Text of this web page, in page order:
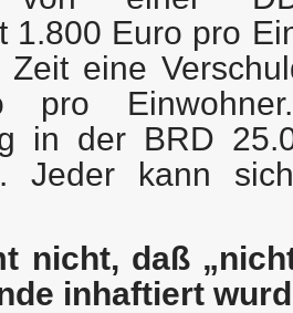
1.800 Euro pro
eine
pro
in der BRD
Jeder kann
nicht, daß
inhaftiert